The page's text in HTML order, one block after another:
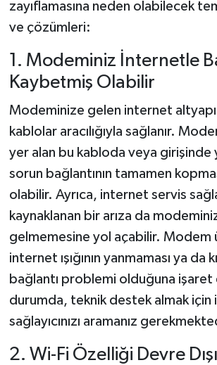
zayıflamasına neden olabilecek
ve çözümleri:
1. Modeminiz İnternetle
Kaybetmiş Olabilir
Modeminize gelen internet
kablolar aracılığıyla sağlanır.
yer alan bu kabloda veya girişinde
sorun bağlantının tamamen
olabilir. Ayrıca, internet servis
kaynaklanan bir arıza da
gelmemesine yol açabilir. Modem
internet ışığının yanmaması ya da
bağlantı problemi olduğuna işaret
durumda, teknik destek almak için
sağlayıcınızı aramanız
2. Wi-Fi Özelliği Devre